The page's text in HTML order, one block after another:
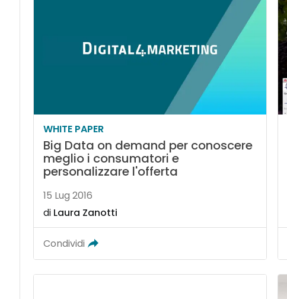
WHITE PAPER
Big Data on demand per conoscere
meglio i consumatori e
personalizzare l'offerta
15 Lug 2016
di Laura Zanotti
Condividi